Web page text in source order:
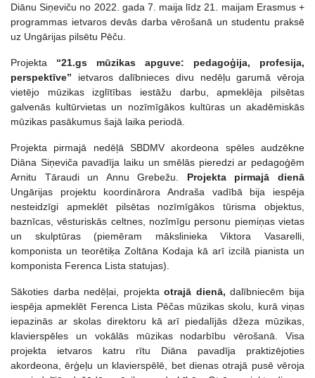
Diānu Siņeviču no 2022. gada 7. maija līdz 21. maijam Erasmus +
programmas ietvaros devās darba vērošanā un studentu praksē
uz Ungārijas pilsētu Pēču.
Projekta “21.gs mūzikas apguve: pedagoģija, profesija,
perspektīve” ietvaros dalībnieces divu nedēļu garumā vēroja
vietējo mūzikas izglītības iestāžu darbu, apmeklēja pilsētas
galvenās kultūrvietas un nozīmīgākos kultūras un akadēmiskās
mūzikas pasākumus šajā laika periodā.
Projekta pirmajā nedēļā SBDMV akordeona spēles audzēkne
Diāna Siņeviča pavadīja laiku un smēlās pieredzi ar pedagoģēm
Arnitu Tāraudi un Annu Grebežu. Projekta pirmajā dienā
Ungārijas projektu koordinārora Andraša vadībā bija iespēja
nesteidzīgi apmeklēt pilsētas nozīmīgākos tūrisma objektus,
baznīcas, vēsturiskās celtnes, nozīmīgu personu piemiņas vietas
un skulptūras (piemēram mākslinieka Viktora Vasarelli,
komponista un teorētiķa Zoltāna Kodaja kā arī izcilā pianista un
komponista Ferenca Lista statujas).
Sākoties darba nedēļai, projektaotrajā dienā, dalībniecēm bija
iespēja apmeklēt Ferenca Lista Pēčas mūzikas skolu, kurā viņas
iepazinās ar skolas direktoru kā arī piedalījās džeza mūzikas,
klavierspēles un vokālās mūzikas nodarbību vērošanā. Visa
projekta ietvaros katru rītu Diāna pavadīja praktizējoties
akordeona, ērģeļu un klavierspēlē, bet dienas otrajā pusē vēroja